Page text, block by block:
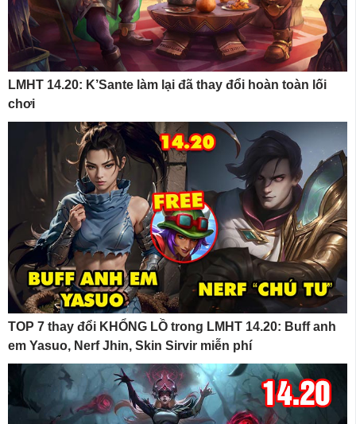
LMHT 14.20: K’Sante làm lại đã thay đổi hoàn toàn lối
chơi
TOP 7 thay đổi KHỔNG LỒ trong LMHT 14.20: Buff anh
em Yasuo, Nerf Jhin, Skin Sirvir miễn phí